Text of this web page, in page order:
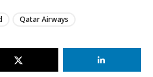
Qatar Airways